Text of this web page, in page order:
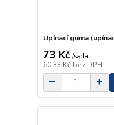
Upínací guma
73 Kč /sada
60,33 Kč bez DPH